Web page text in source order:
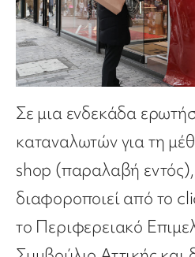
Σε μια ενδεκάδα
καταναλωτών για τη
shop (παραλαβή εντός),
διαφοροποιεί από το
το Περιφερειακό